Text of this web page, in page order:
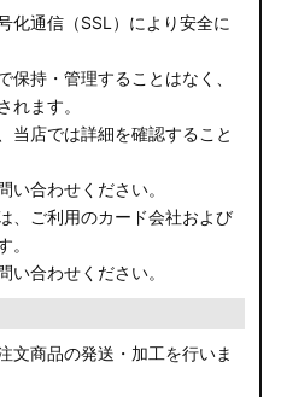
ハイウェイスター
化通信（SSL）により安全に
保持・管理することはなく、
れます。
当店では詳細を確認すること
い合わせください。
、ご利用のカード会社および
。
い合わせください。
文商品の発送・加工を行いま